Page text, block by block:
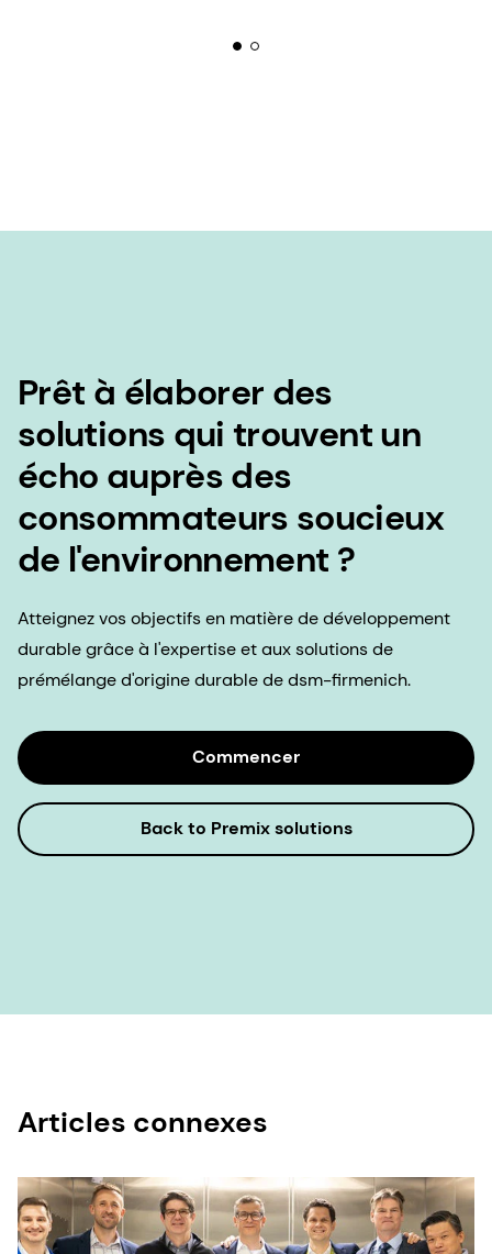
Prêt à élaborer des
solutions qui trouvent un
écho auprès des
consommateurs soucieux
de l'environnement ?
Atteignez vos objectifs en matière de développement
durable grâce à l'expertise et aux solutions de
prémélange d'origine durable de dsm-firmenich.
Commencer
Back to Premix solutions
Articles connexes